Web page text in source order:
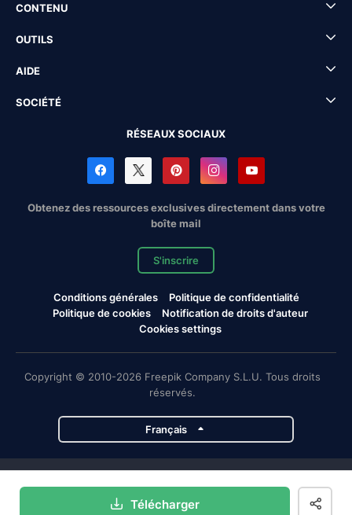
Télécharger
CONTENU
OUTILS
AIDE
SOCIÉTÉ
RÉSEAUX SOCIAUX
Obtenez des ressources exclusives directement dans votre
boîte mail
S'inscrire
Conditions générales
Politique de confidentialité
Politique de cookies
Notification de droits d'auteur
Cookies settings
Copyright © 2010-2026 Freepik Company S.L.U. Tous droits
réservés.
Français